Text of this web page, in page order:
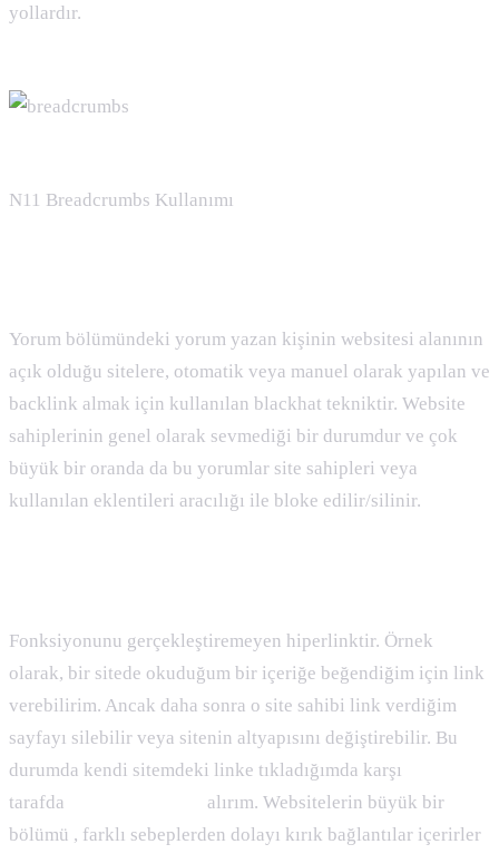
yollardır.
N11 Breadcrumbs Kullanımı
Yorum bölümündeki yorum yazan kişinin websitesi alanının
açık olduğu sitelere, otomatik veya manuel olarak yapılan ve
backlink almak için kullanılan blackhat tekniktir. Website
sahiplerinin genel olarak sevmediği bir durumdur ve çok
büyük bir oranda da bu yorumlar site sahipleri veya
kullanılan eklentileri aracılığı ile bloke edilir/silinir.
Fonksiyonunu gerçekleştiremeyen hiperlinktir. Örnek
olarak, bir sitede okuduğum bir içeriğe beğendiğim için link
verebilirim. Ancak daha sonra o site sahibi link verdiğim
sayfayı silebilir veya sitenin altyapısını değiştirebilir. Bu
durumda kendi sitemdeki linke tıkladığımda karşı
tarafda
alırım. Websitelerin büyük bir
bölümü , farklı sebeplerden dolayı kırık bağlantılar içerirler